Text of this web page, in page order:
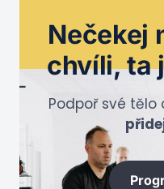
Nečekej
chvíli, ta
Podpoř své tělo